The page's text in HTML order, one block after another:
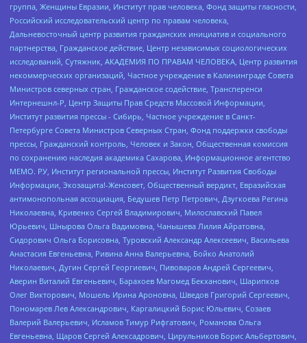
группа, Женщины Евразии, Институт прав человека, Фонд защиты гласности,
Российский исследовательский центр по правам человека,
Дальневосточный центр развития гражданских инициатив и социального
партнерства, Гражданское действие, Центр независимых социологических
исследований, Сутяжник, АКАДЕМИЯ ПО ПРАВАМ ЧЕЛОВЕКА, Центр развития
некоммерческих организаций, Частное учреждение в Калининграде Совета
Министров северных стран, Гражданское содействие, Трансперенси
Интернешнл-Р, Центр Защиты Прав Средств Массовой Информации,
Институт развития прессы - Сибирь, Частное учреждение в Санкт-
Петербурге Совета Министров Северных Стран, Фонд поддержки свободы
прессы, Гражданский контроль, Человек и Закон, Общественная комиссия
по сохранению наследия академика Сахарова, Информационное агентство
МЕМО. РУ, Институт региональной прессы, Институт Развития Свободы
Информации, Экозащита!-Женсовет, Общественный вердикт, Евразийская
антимонопольная ассоциация, Бедушев Петр Петрович, Дзугкоева Регина
Николаевна, Кривенко Сергей Владимирович, Милославский Павел
Юрьевич, Шнырова Ольга Вадимовна, Чанышева Лилия Айратовна,
Сидорович Ольга Борисовна, Туровский Александр Алексеевич, Васильева
Анастасия Евгеньевна, Ривина Анна Валерьевна, Бойко Анатолий
Николаевич, Дугин Сергей Георгиевич, Пивоваров Андрей Сергеевич,
Аверин Виталий Евгеньевич, Барахоев Магомед Бекханович, Шарипков
Олег Викторович, Мошель Ирина Ароновна, Шведов Григорий Сергеевич,
Пономарев Лев Александрович, Каргалицкий Борис Юльевич, Созаев
Валерий Валерьевич, Исламов Тимур Рифгатович, Романова Ольга
Евгеньевна, Щаров Сергей Алексадрович, Цирульников Борис Альбертович,